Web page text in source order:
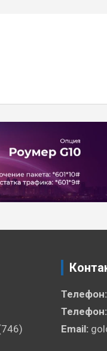
Телефон:
Телефон:
Email: